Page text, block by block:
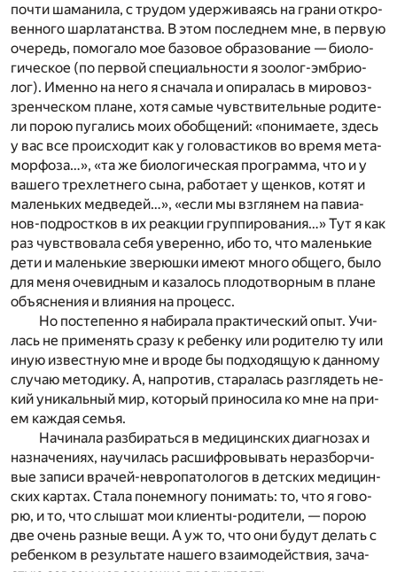
по­чти ша­ма­ни­ла, с тру­дом удер­жи­ва­ясь на гра­ни от­кро­
вен­но­го шар­ла­тан­ства. В этом по­след­нем мне, в пер­вую
оче­редь, по­мо­га­ло мое ба­зо­вое об­ра­зо­ва­ние — био­ло­
ги­че­ское (по пер­вой спе­ци­аль­но­сти я зоо­лог-эм­брио­
лог). Имен­но на него я сна­ча­ла и опи­ра­лась в ми­ро­воз­
зрен­че­ском пла­не, хотя са­мые чув­стви­тель­ные ро­ди­те­
ли по­рою пу­га­лись моих обоб­ще­ний: «по­ни­ма­е­те, здесь
у вас все про­ис­хо­дит как у го­ло­ва­сти­ков во вре­мя ме­та­
мор­фо­за…», «та же био­ло­ги­че­ская про­грам­ма, что и у
ва­ше­го трех­лет­не­го сына, ра­бо­та­ет у щен­ков, ко­тят и
ма­лень­ких мед­ве­дей…», «если мы взгля­нем на па­ви­а­
нов-под­рост­ков в их ре­ак­ции груп­пи­ро­ва­ния…» Тут я как
раз чув­ство­ва­ла себя уве­рен­но, ибо то, что ма­лень­кие
дети и ма­лень­кие зве­рюш­ки име­ют мно­го об­ще­го, было
для меня оче­вид­ным и ка­за­лось пло­до­твор­ным в пла­не
объ­яс­не­ния и вли­я­ния на про­цесс.
Но по­сте­пен­но я на­би­ра­ла прак­ти­че­ский опыт. Учи­
лась не при­ме­нять сра­зу к ре­бен­ку или ро­ди­те­лю ту или
иную из­вест­ную мне и вро­де бы под­хо­дя­щую к дан­но­му
слу­чаю ме­то­ди­ку. А, на­про­тив, ста­ра­лась раз­гля­деть не­
кий уни­каль­ный мир, ко­то­рый при­но­си­ла ко мне на при­
ем каж­дая се­мья.
На­чи­на­ла раз­би­рать­ся в ме­ди­цин­ских диа­гно­зах и
на­зна­че­ни­ях, на­учи­лась рас­шиф­ро­вы­вать не­раз­бор­чи­
вые за­пи­си вра­чей-нев­ро­па­то­ло­гов в дет­ских ме­ди­цин­
ских кар­тах. Ста­ла по­не­мно­гу по­ни­мать: то, что я го­во­
рю, и то, что слы­шат мои кли­ен­ты-ро­ди­те­ли, — по­рою
две очень раз­ные вещи. А уж то, что они бу­дут де­лать с
ре­бен­ком в ре­зуль­та­те на­ше­го вза­и­мо­дей­ствия, за­ча­